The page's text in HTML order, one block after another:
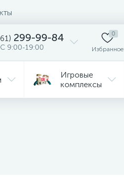
299-99-84
9:00-19:00
0
Избранное
Игровые
комплексы